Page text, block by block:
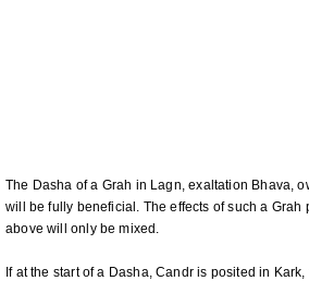
The Dasha of a Grah in Lagn, exaltation Bhava,
will be fully beneficial. The effects of such a Grah
above will only be mixed.
If at the start of a Dasha, Candr is posited in